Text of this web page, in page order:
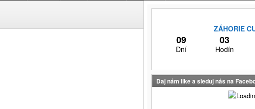
ZÁHORIE
09
Dní
03
Hodín
Daj nám like a sleduj nás na